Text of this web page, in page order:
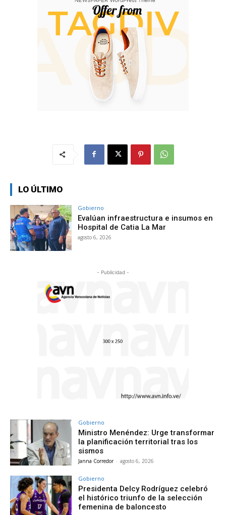
LO ÚLTIMO
Gobierno
Evalúan infraestructura e insumos en
Hospital de Catia La Mar
agosto 6, 2026
- Publicidad -
Gobierno
Ministro Menéndez: Urge transformar
la planificación territorial tras los
sismos
Janna Corredor - agosto 6, 2026
Gobierno
Presidenta Delcy Rodríguez celebró
el histórico triunfo de la selección
femenina de baloncesto